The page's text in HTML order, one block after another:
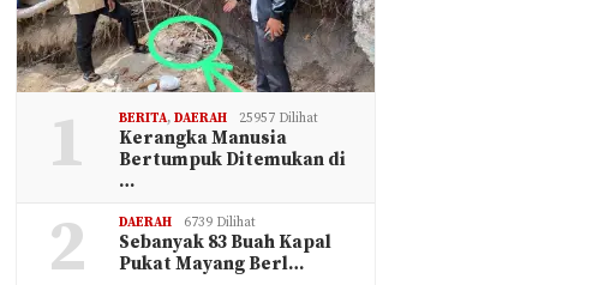
1 BERITA,DAERAH 25957 Dilihat
Kerangka Manusia
Bertumpuk Ditemukan di
…
2 DAERAH 6739 Dilihat
Sebanyak 83 Buah Kapal
Pukat Mayang Berl…